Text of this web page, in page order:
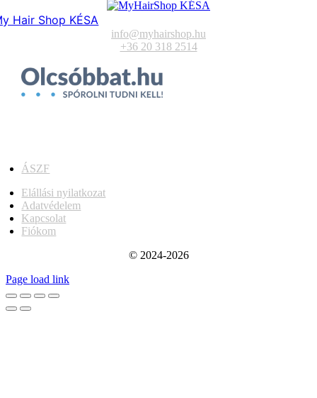
Hair Shop KÉSA
info@myhairshop.hu
+36 20 318 2514
ÁSZF
Elállási nyilatkozat
Adatvédelem
Kapcsolat
Fiókom
© 2024-2026
Page load link